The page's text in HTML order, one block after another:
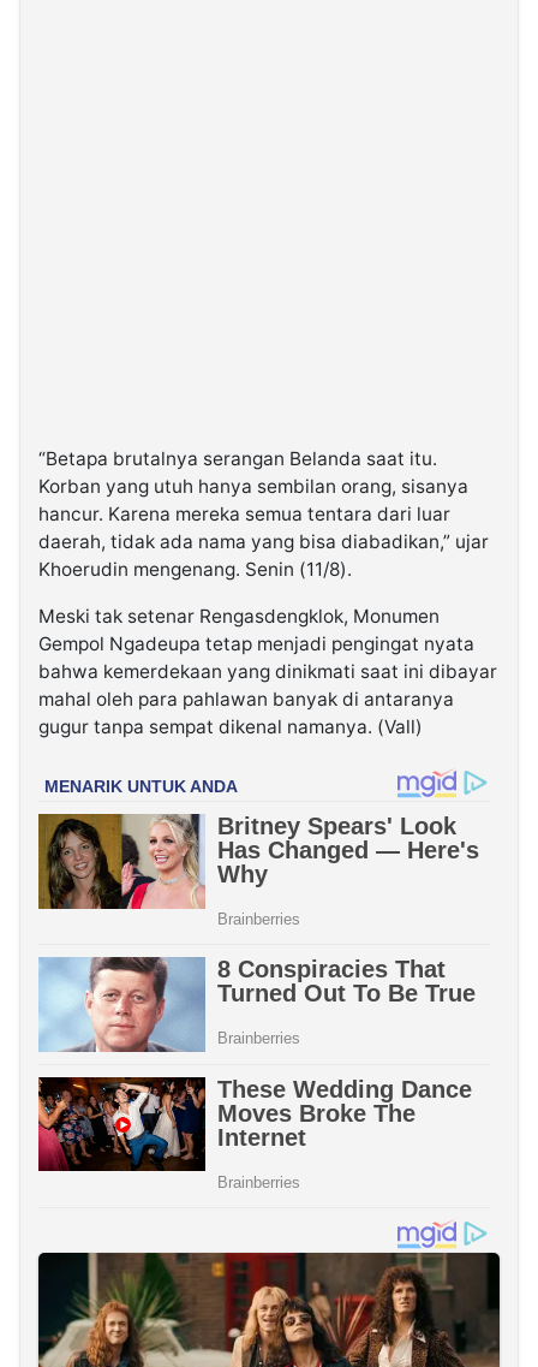
“Betapa brutalnya serangan Belanda saat itu.
Korban yang utuh hanya sembilan orang, sisanya
hancur. Karena mereka semua tentara dari luar
daerah, tidak ada nama yang bisa diabadikan,” ujar
Khoerudin mengenang. Senin (11/8).
Meski tak setenar Rengasdengklok, Monumen
Gempol Ngadeupa tetap menjadi pengingat nyata
bahwa kemerdekaan yang dinikmati saat ini dibayar
mahal oleh para pahlawan banyak di antaranya
gugur tanpa sempat dikenal namanya. (Vall)